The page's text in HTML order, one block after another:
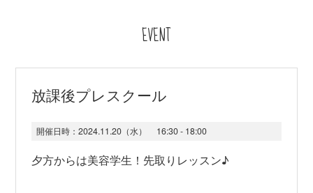
EVENT
放課後プレスクール
開催日時： 2024.11.20（水） 16:30 - 18:00
夕方からは美容学生！先取りレッスン♪